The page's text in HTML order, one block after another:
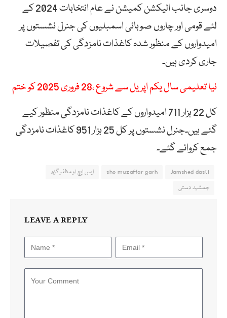
دوسری جانب الیکشن کمیشن نے عام انتخابات 2024 کے
لئے قومی اور چاروں صوبائی اسمبلیوں کی جنرل نشستوں پر
امیدواروں کے منظور شدہ کاغذات نامزدگی کی تفصیلات
جاری کردی ہیں۔
نیا تعلیمی سال یکم اپریل سے شروع ،28 فروری 2025 کو ختم
کل 22 ہزار 711 امیدواروں کے کاغذات نامزدگی منظور کیے
گئے ہیں۔جنرل نشستوں پر کل 25 ہزار 951 کاغذات نامزدگی
جمع کروائے گئے۔
Jamshed dasti
sho muzaffar garh
ایس ایچ او مظفر گڑھ
جمشید دستی
LEAVE A REPLY